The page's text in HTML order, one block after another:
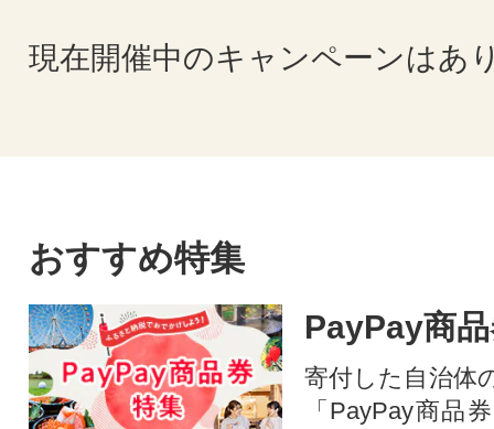
現在開催中のキャンペーンはあ
おすすめ特集
PayPay商
寄付した自治体
「PayPay商品